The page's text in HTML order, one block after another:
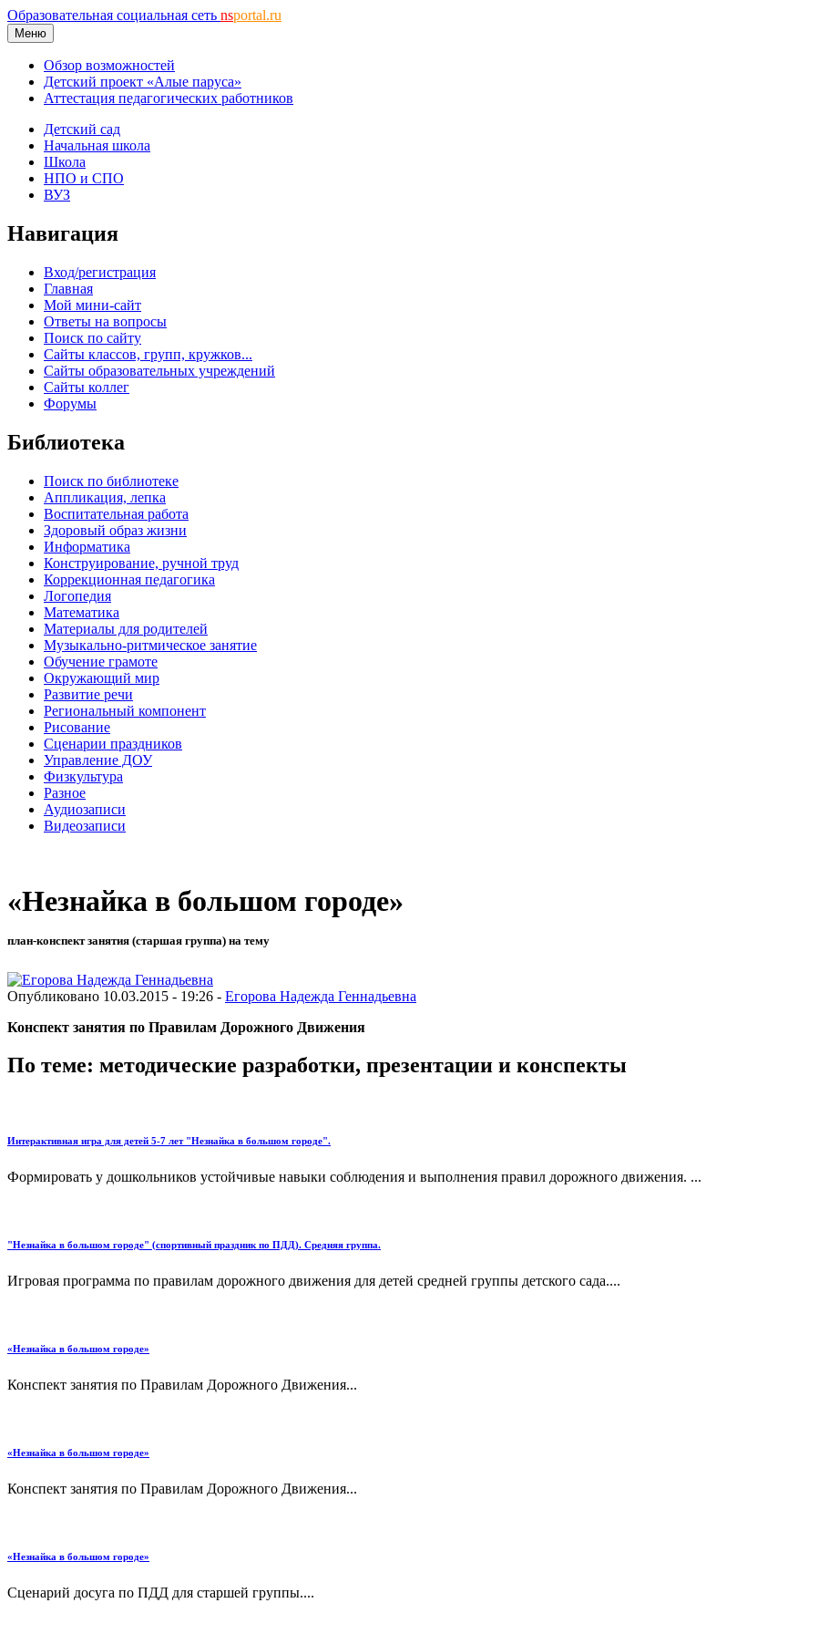
Образовательная социальная сеть nsportal.ru
Меню
Обзор возможностей
Детский проект «Алые паруса»
Аттестация педагогических работников
Детский сад
Начальная школа
Школа
НПО и СПО
ВУЗ
Навигация
Вход/регистрация
Главная
Мой мини-сайт
Ответы на вопросы
Поиск по сайту
Сайты классов, групп, кружков...
Сайты образовательных учреждений
Сайты коллег
Форумы
Библиотека
Поиск по библиотеке
Аппликация, лепка
Воспитательная работа
Здоровый образ жизни
Информатика
Конструирование, ручной труд
Коррекционная педагогика
Логопедия
Математика
Материалы для родителей
Музыкально-ритмическое занятие
Обучение грамоте
Окружающий мир
Развитие речи
Региональный компонент
Рисование
Сценарии праздников
Управление ДОУ
Физкультура
Разное
Аудиозаписи
Видеозаписи
«Незнайка в большом городе»
план-конспект занятия (старшая группа) на тему
Опубликовано 10.03.2015 - 19:26 - Егорова Надежда Геннадьевна
Конспект занятия по Правилам Дорожного Движения
По теме: методические разработки, презентации и конспекты
Интерактивная игра для детей 5-7 лет "Незнайка в большом городе".
Формировать у дошкольников устойчивые навыки соблюдения и выполнения правил дорожного движения. ...
"Незнайка в большом городе" (спортивный праздник по ПДД). Средняя группа.
Игровая программа по правилам дорожного движения для детей средней группы детского сада....
«Незнайка в большом городе»
Конспект занятия по Правилам Дорожного Движения...
«Незнайка в большом городе»
Конспект занятия по Правилам Дорожного Движения...
«Незнайка в большом городе»
Сценарий досуга по ПДД для старшей группы....